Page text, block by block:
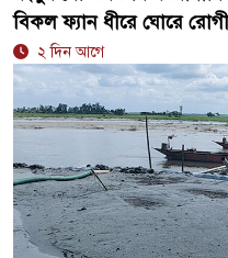
বিকল ফ্যান ধীরে ঘোরে
২ দিন আগে